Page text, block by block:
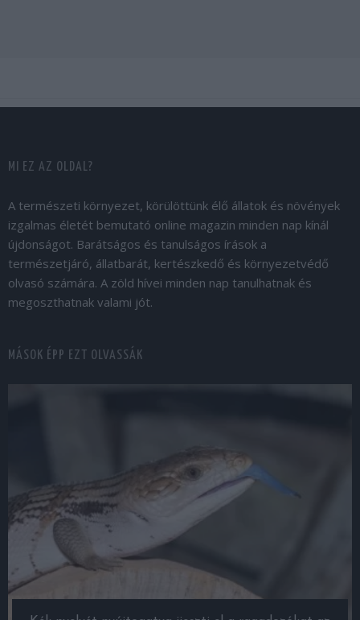
MI EZ AZ OLDAL?
A természeti környezet, körülöttünk élő állatok és növények
izgalmas életét bemutató online magazin minden nap kínál
újdonságot. Barátságos és tanulságos írások a
természetjáró, állatbarát, kertészkedő és környezetvédő
olvasó számára. A zöld hívei minden nap tanulhatnak és
megoszthatnak valami jót.
MÁSOK ÉPP EZT OLVASSÁK